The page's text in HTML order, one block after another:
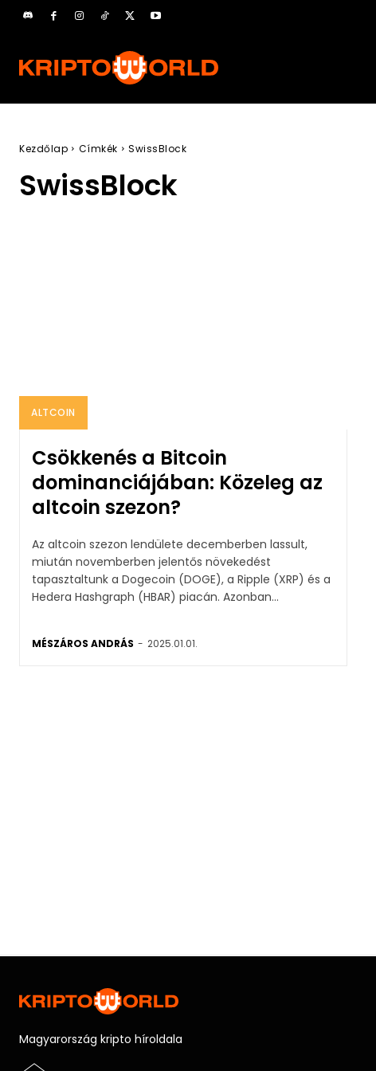
Kezdőlap Címkék SwissBlock
SwissBlock
ALTCOIN
Csökkenés a Bitcoin
dominanciájában: Közeleg az
altcoin szezon?
Az altcoin szezon lendülete decemberben lassult,
miután novemberben jelentős növekedést
tapasztaltunk a Dogecoin (DOGE), a Ripple (XRP) és a
Hedera Hashgraph (HBAR) piacán. Azonban...
MÉSZÁROS ANDRÁS - 2025.01.01.
Magyarország kripto híroldala